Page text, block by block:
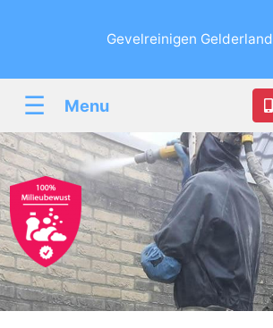
Gevelreinigen Gelderland
☰ Menu